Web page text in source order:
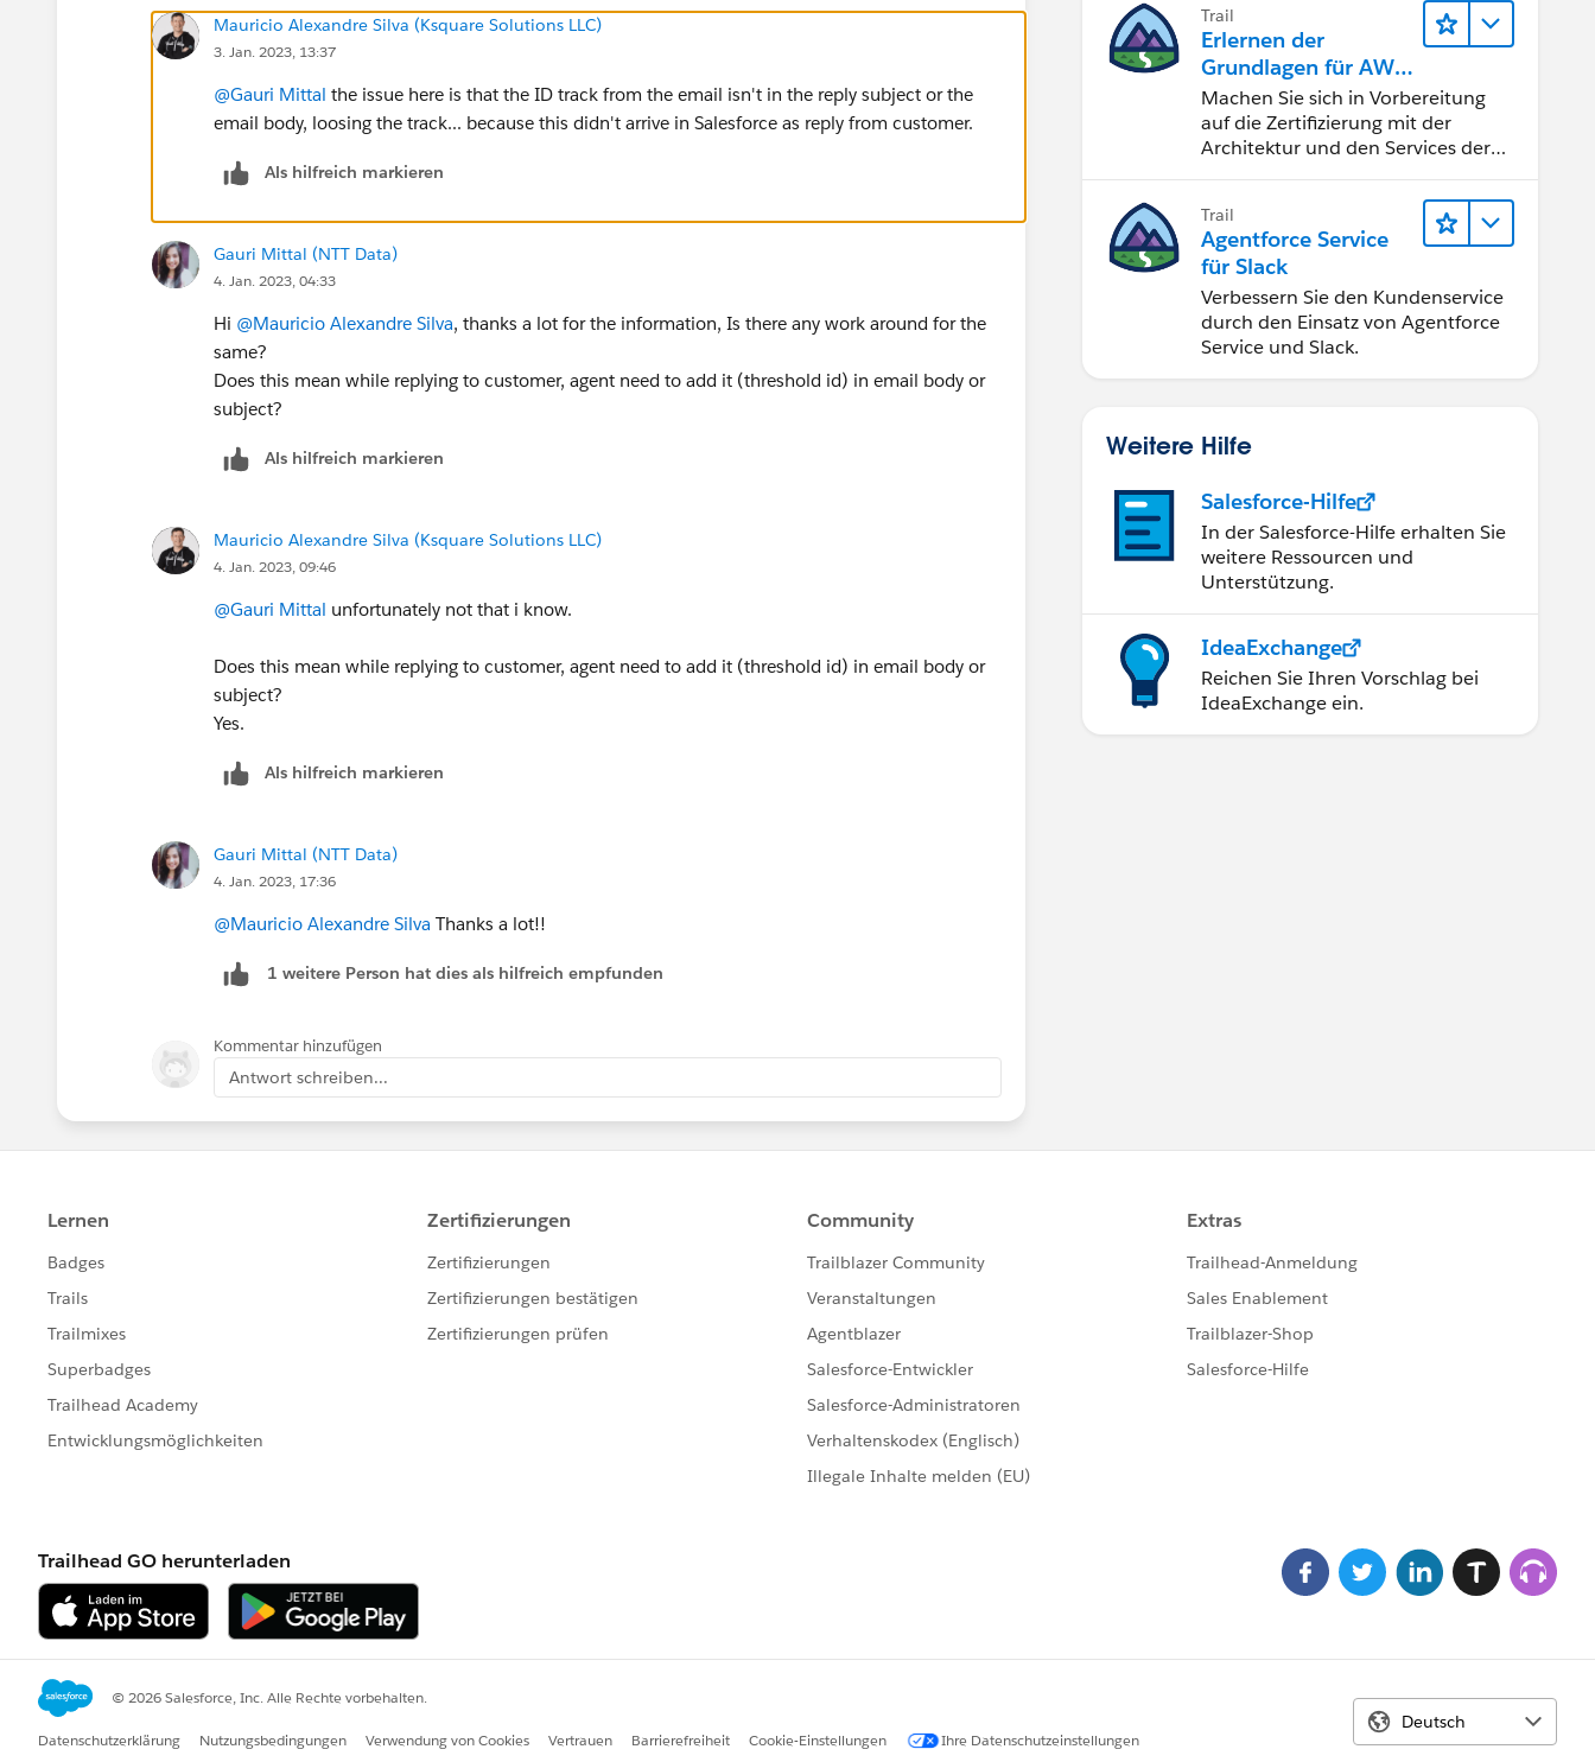
Mauricio Alexandre Silva (Ksquare Solutions LLC)
3. Jan. 2023, 13:37
@Gauri Mittal the issue here is that the ID track from the email isn't in the reply subject or the
email body, loosing the track... because this didn't arrive in Salesforce as reply from customer.
Als hilfreich markieren
Gauri Mittal (NTT Data)
4. Jan. 2023, 04:33
Hi @Mauricio Alexandre Silva, thanks a lot for the information, Is there any work around for the
same?
Does this mean while replying to customer, agent need to add it (threshold id) in email body or
subject?
Als hilfreich markieren
Mauricio Alexandre Silva (Ksquare Solutions LLC)
4. Jan. 2023, 09:46
@Gauri Mittal unfortunately not that i know.
Does this mean while replying to customer, agent need to add it (threshold id) in email body or
subject?
Yes.
Als hilfreich markieren
Gauri Mittal (NTT Data)
4. Jan. 2023, 17:36
@Mauricio Alexandre Silva Thanks a lot!!
1 weitere Person hat dies als hilfreich empfunden
Kommentar hinzufügen
Antwort schreiben...
Trail
Erlernen der
Grundlagen für AWS
Cloud Practitioner
Machen Sie sich in Vorbereitung
auf die Zertifizierung mit der
Architektur und den Services der
Trail
Agentforce Service
für Slack
Verbessern Sie den Kundenservice
durch den Einsatz von Agentforce
Service und Slack.
Weitere Hilfe
Salesforce-Hilfe
In der Salesforce-Hilfe erhalten Sie
weitere Ressourcen und
Unterstützung.
IdeaExchange
Reichen Sie Ihren Vorschlag bei
IdeaExchange ein.